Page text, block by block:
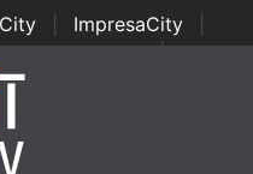
ImpresaCity
Awards | Italian
Awards